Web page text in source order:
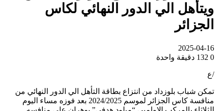
ويتأهل الي الدور النهائي لكاس
الجزائر
2025-04-16
0
دقيقة واحدة
/ع
تمكن شباب بلوزداد من انتزاع بطاقة التأهل الي الدور النهائي من
منافسة كاس الجزائر لموسم 2024/2025 بعد فوزه مساء اليوم